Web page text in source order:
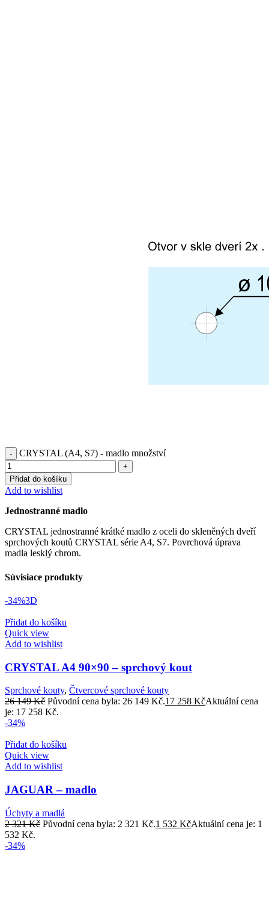
CRYSTAL (A4, S7) - madlo množství
Přidat do košíku
Add to wishlist
Jednostranné madlo
CRYSTAL jednostranné krátké madlo z oceli do skleněných dveří
sprchových koutů CRYSTAL série A4, S7. Povrchová úprava
madla lesklý chrom.
Súvisiace produkty
-34%3D
Přidat do košíku
Quick view
Add to wishlist
CRYSTAL A4 90×90 – sprchový kout
Sprchové kouty, Čtvercové sprchové kouty
26 149Kč Původní cena byla: 26 149 Kč.17 258 KčAktuální cena
je: 17 258 Kč.
-34%
Přidat do košíku
Quick view
Add to wishlist
JAGUAR – madlo
Úchyty a madlá
2 321Kč Původní cena byla: 2 321 Kč.1 532 KčAktuální cena je: 1
532 Kč.
-34%